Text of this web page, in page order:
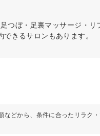
つぼ・足裏マッサージ・リ
きるサロンもあります。
などから、条件に合ったリラク